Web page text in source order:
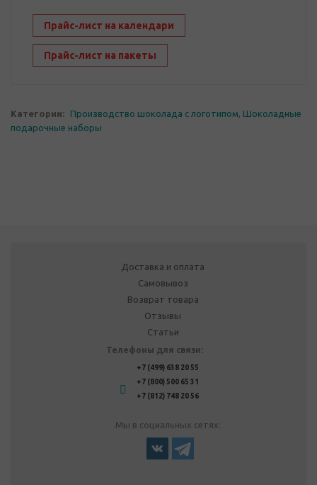
Прайс-лист на календари
Прайс-лист на пакеты
Категории: Производство шоколада с логотипом, Шоколадные
подарочные наборы
Доставка и оплата
Самовывоз
Возврат товара
Отзывы
Статьи
Телефоны для связи:
+7 (499) 638 20 55
+7 (800) 500 65 31
+7 (812) 748 20 56
Мы в социальных сетях: